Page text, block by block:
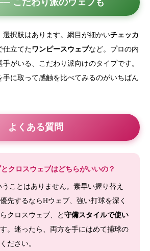
選択肢はあります。網目が細かいチェッカ
仕立てたワンピースウェブなど。プロの内
がいる、こだわり派向けのタイプです。
手に取って感触を比べてみるのがいちばん
よくある質問
クロスウェブはどちらがいいの？
ことはありません。素早い握り替え
先するならHウェブ、強い打球を深く
クロスウェブ、と守備スタイルで使い
。迷ったら、両方を手にはめて捕球の
ださい。